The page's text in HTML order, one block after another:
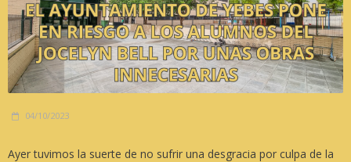
04/10/2023
Ayer tuvimos la suerte de no sufrir una desgracia por culpa de la